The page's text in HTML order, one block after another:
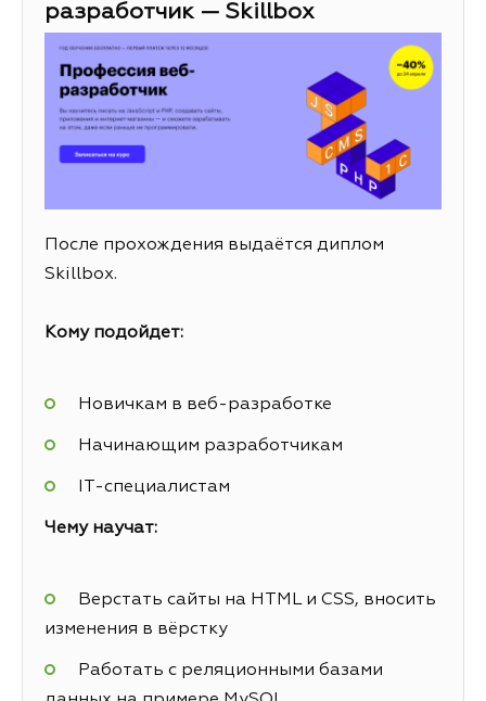
разработчик — Skillbox
После прохождения выдаётся диплом
Skillbox.
Кому подойдет:
Новичкам в веб-разработке
Начинающим разработчикам
IT-специалистам
Чему научат:
Верстать сайты на HTML и CSS, вносить
изменения в вёрстку
Работать с реляционными базами